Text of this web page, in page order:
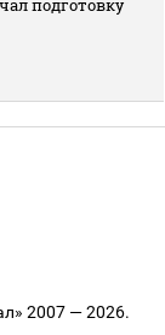
подготовку
2007 — 2026.